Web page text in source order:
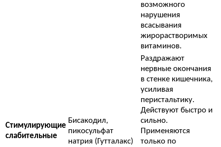
возможного
нарушения
всасывания
жирорастворимых
витаминов.
Стимулирующие
слабительные
Бисакодил,
пикосульфат
натрия (Гутталакс)
Раздражают
нервные окончания
в стенке кишечника,
усиливая
перистальтику.
Действуют быстро и
сильно.
Применяются
только по